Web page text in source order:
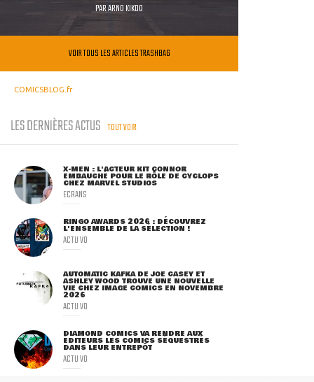
PARARNO KIKOO
VOIR TOUS LES ARTICLES TRASHBAG
COMICSBLOG.fr
LES DERNIÈRES ACTUS TOUT VOIR
X-MEN : L'ACTEUR KIT CONNOR
EMBAUCHÉ POUR LE RÔLE DE CYCLOPS
CHEZ MARVEL STUDIOS
ECRANS
RINGO AWARDS 2026 : DÉCOUVREZ
L'ENSEMBLE DE LA SÉLECTION !
ACTU VO
AUTOMATIC KAFKA DE JOE CASEY ET
ASHLEY WOOD TROUVE UNE NOUVELLE
VIE CHEZ IMAGE COMICS EN NOVEMBRE
2026
ACTU VO
DIAMOND COMICS VA RENDRE AUX
ÉDITEURS LES COMICS SÉQUESTRÉS
DANS LEUR ENTREPÔT
ACTU VO